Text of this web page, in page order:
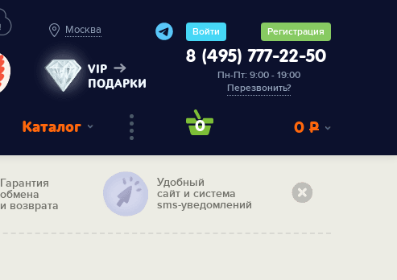
Москва
VIP
ПОДАРКИ
Войти Регистрация
8 (495) 777-22-50
Пн-Пт: 9:00 - 19:00
Перезвонить?
Каталог 0 0 Р
Гарантия
обмена
и возврата
Удобный
сайт и система
sms-уведомлений